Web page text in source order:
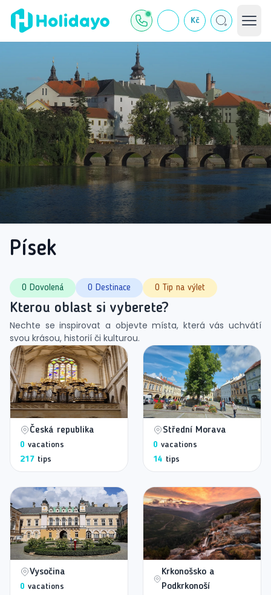
Kč
Písek
0 Dovolená 0 Destinace 0 Tip na výlet
Kterou oblast si vyberete?
Nechte se inspirovat a objevte místa, která vás uchvátí
svou krásou, historií či kulturou.
Česká republika
0 vacations
217 tips
Střední Morava
0 vacations
14 tips
Vysočina
0 vacations
Krkonošsko a
Podkrkonoší